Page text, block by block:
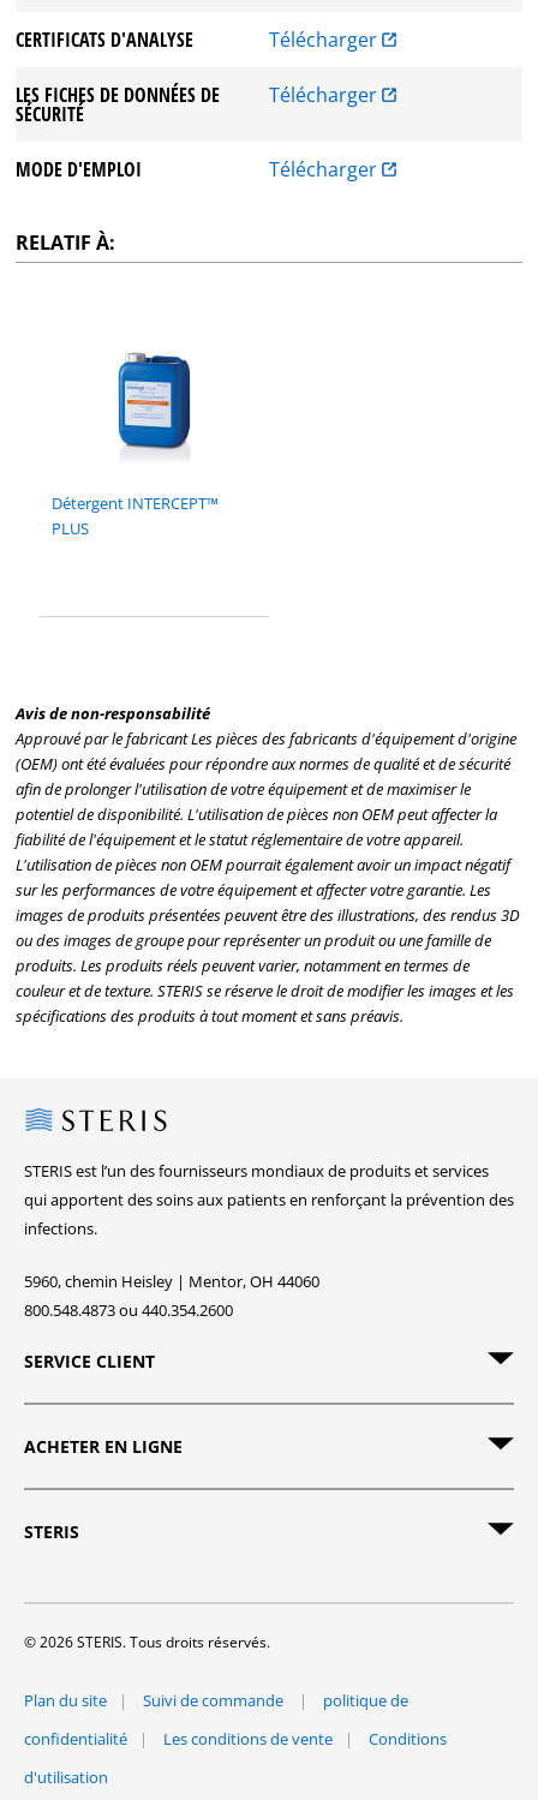
CERTIFICATS D'ANALYSE Télécharger
LES FICHES DE DONNÉES DE
SÉCURITÉ
Télécharger
MODE D'EMPLOI Télécharger
RELATIF À:
Détergent INTERCEPT™
PLUS
Avis de non-responsabilité
Approuvé par le fabricant Les pièces des fabricants d'équipement d'origine
(OEM) ont été évaluées pour répondre aux normes de qualité et de sécurité
afin de prolonger l'utilisation de votre équipement et de maximiser le
potentiel de disponibilité. L'utilisation de pièces non OEM peut affecter la
fiabilité de l'équipement et le statut réglementaire de votre appareil.
L'utilisation de pièces non OEM pourrait également avoir un impact négatif
sur les performances de votre équipement et affecter votre garantie. Les
images de produits présentées peuvent être des illustrations, des rendus 3D
ou des images de groupe pour représenter un produit ou une famille de
produits. Les produits réels peuvent varier, notamment en termes de
couleur et de texture. STERIS se réserve le droit de modifier les images et les
spécifications des produits à tout moment et sans préavis.
Steris
STERIS est l’un des fournisseurs mondiaux de produits et services
qui apportent des soins aux patients en renforçant la prévention des
infections.
5960, chemin Heisley | Mentor, OH 44060
800.548.4873 ou 440.354.2600
SERVICE CLIENT
ACHETER EN LIGNE
STERIS
© 2026 STERIS. Tous droits réservés.
Plan du site Suivi de commande
politique de
confidentialité
Les conditions de vente
Conditions
d'utilisation